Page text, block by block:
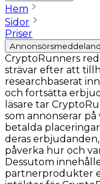
Hem
Sidor
Priser
CryptoRunners
strävar efter att
researchbaserat
och fortsätta
läsare tar
som annonserar
betalda
deras
påverka hur och
Dessutom
partnerprodukter